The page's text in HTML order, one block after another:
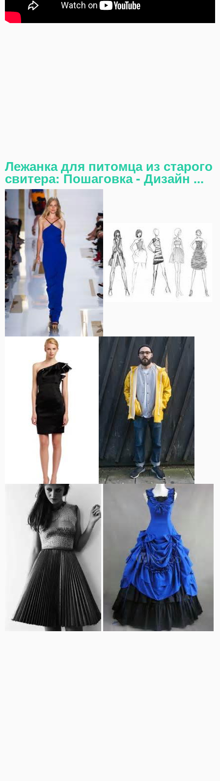
Лежанка для питомца из старого
свитера: Пошаговка - Дизайн ...